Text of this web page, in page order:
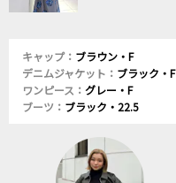
キャップ： ブラウン・F
デニムジャケット： ブラック・F
ワンピース： グレー・F
ブーツ： ブラック・22.5